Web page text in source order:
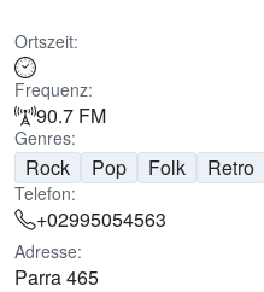
Ortszeit:
Frequenz:
90.7 FM
Genres:
Rock Pop Folk Retro
Telefon:
+02995054563
Adresse:
Parra 465